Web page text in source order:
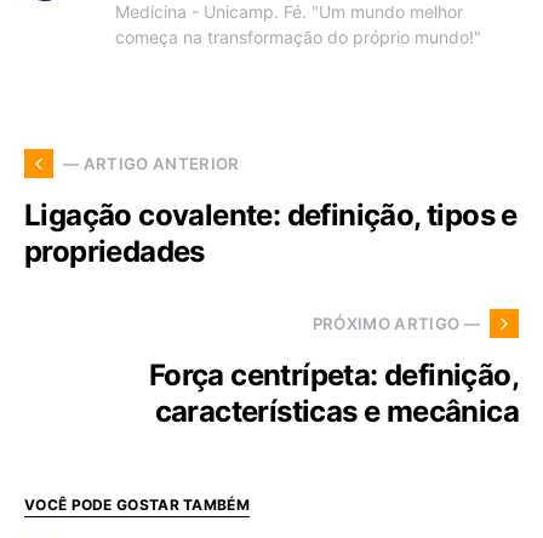
Medicina - Unicamp. Fé. "Um mundo melhor
começa na transformação do próprio mundo!"
— ARTIGO ANTERIOR
Ligação covalente: definição, tipos e
propriedades
PRÓXIMO ARTIGO —
Força centrípeta: definição,
características e mecânica
VOCÊ PODE GOSTAR TAMBÉM